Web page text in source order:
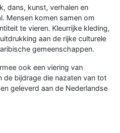
dans, kunst, verhalen en
Mensen komen samen om
te vieren. Kleurrijke kleding,
aan de rijke culturele
gemeenschappen.
ook een viering van
bijdrage die nazaten van tot
geleverd aan de Nederlandse